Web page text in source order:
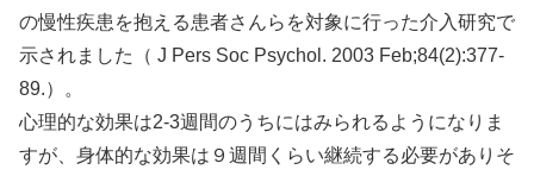
の慢性疾患を抱える患者さんらを対象に行った介入研究で
示されました（ J Pers Soc Psychol. 2003 Feb;84(2):377-
89.）。
心理的な効果は2-3週間のうちにはみられるようになりま
すが、身体的な効果は９週間くらい継続する必要がありそ